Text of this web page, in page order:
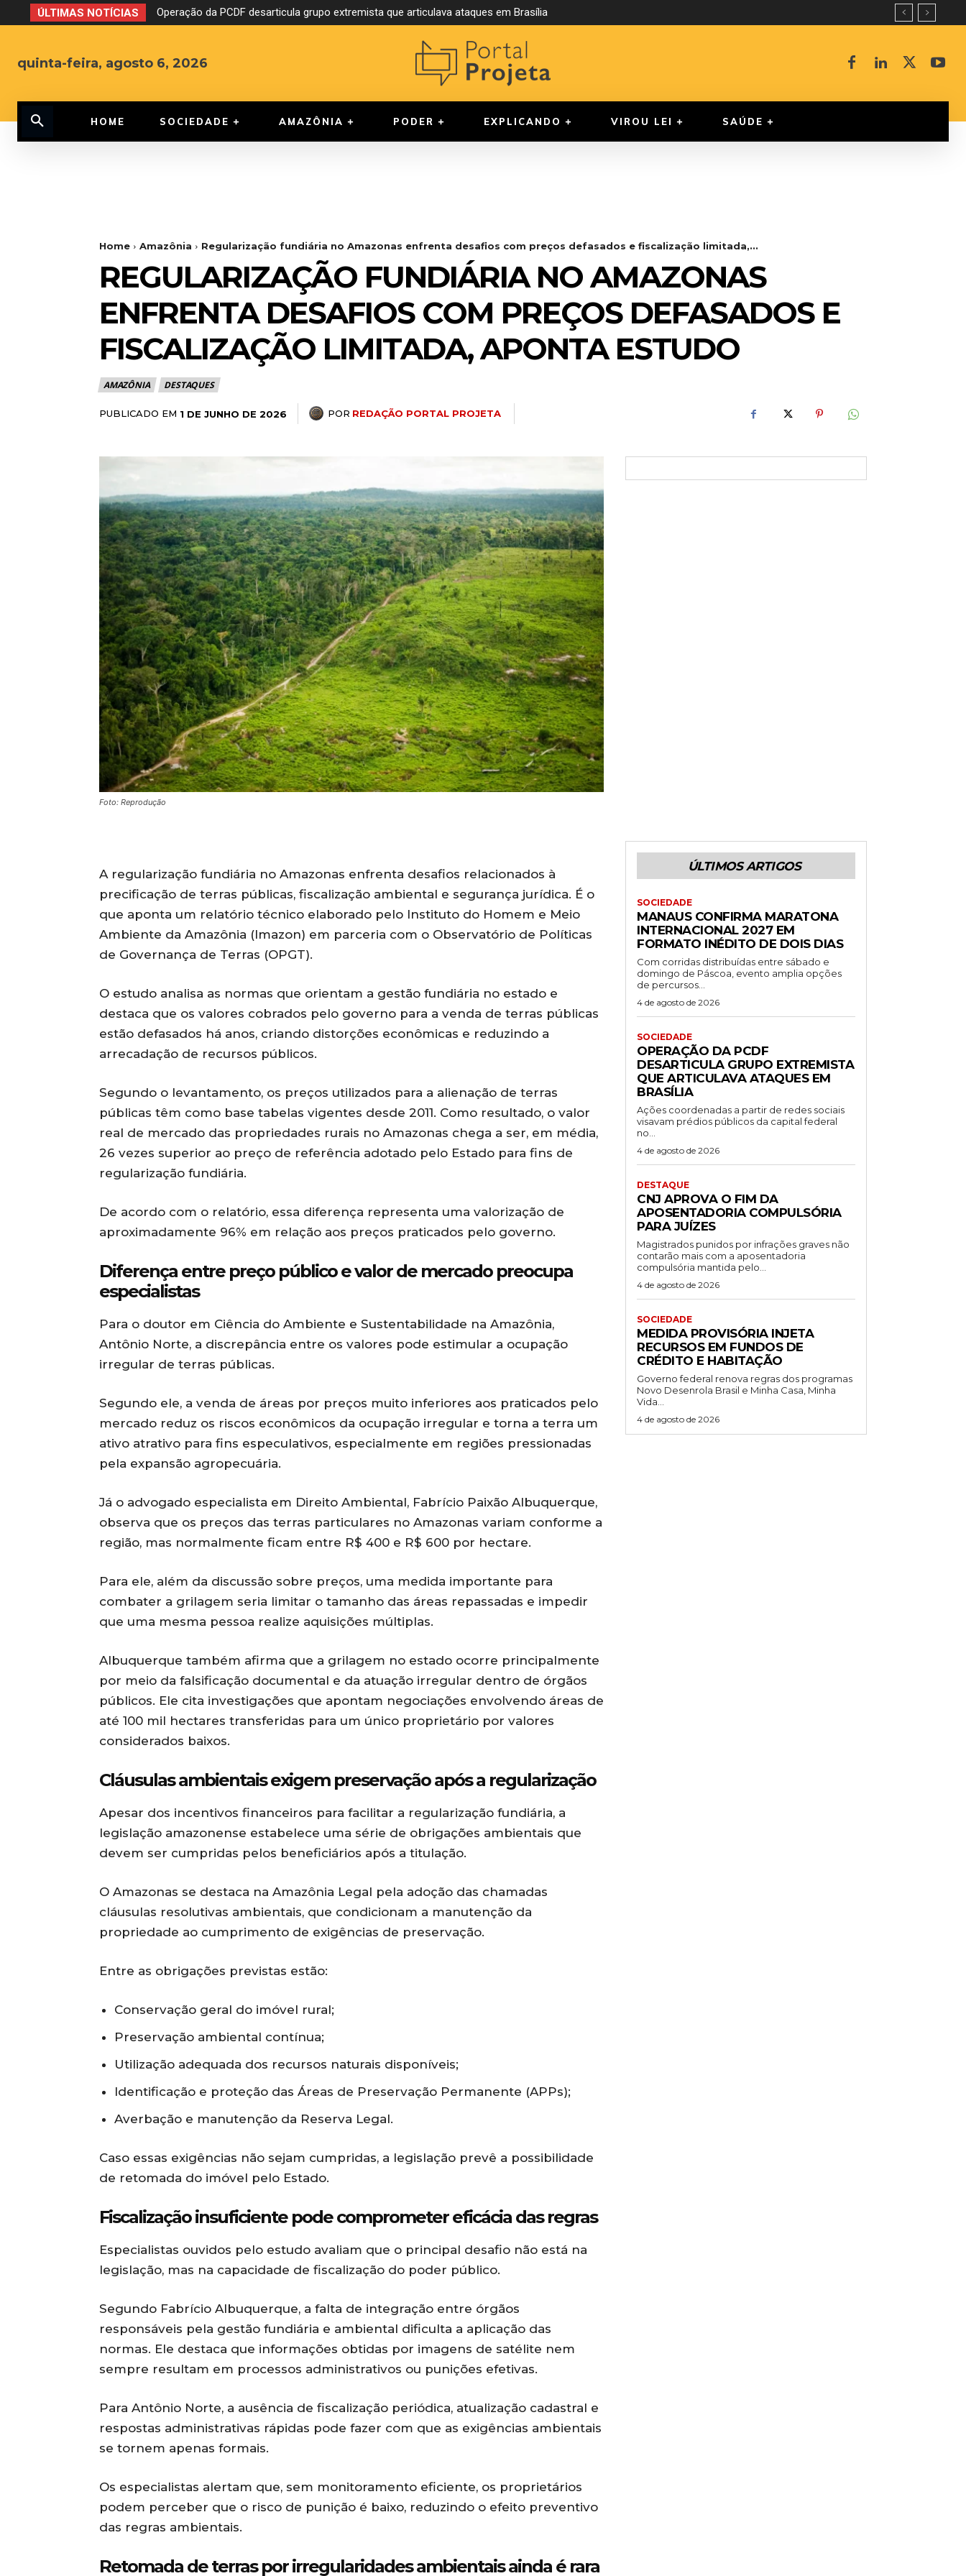
ÚLTIMAS NOTÍCIAS Operação da PCDF desarticula grupo extremista que articulava ataques em Brasília
CNJ aprova o fim da aposentadoria compulsória para juízes
quinta-feira, agosto 6, 2026
HOME SOCIEDADE AMAZÔNIA PODER EXPLICANDO VIROU LEI SAÚDE
Home Amazônia Regularização fundiária no Amazonas enfrenta desafios com preços defasados e fiscalização limitada,...
REGULARIZAÇÃO FUNDIÁRIA NO AMAZONAS
ENFRENTA DESAFIOS COM PREÇOS DEFASADOS E
FISCALIZAÇÃO LIMITADA, APONTA ESTUDO
AMAZÔNIA DESTAQUES
PUBLICADO EM 1 DE JUNHO DE 2026 POR REDAÇÃO PORTAL PROJETA
Foto: Reprodução
A regularização fundiária no Amazonas enfrenta desafios relacionados à
precificação de terras públicas, fiscalização ambiental e segurança jurídica. É o
que aponta um relatório técnico elaborado pelo Instituto do Homem e Meio
Ambiente da Amazônia (Imazon) em parceria com o Observatório de Políticas
de Governança de Terras (OPGT).
O estudo analisa as normas que orientam a gestão fundiária no estado e
destaca que os valores cobrados pelo governo para a venda de terras públicas
estão defasados há anos, criando distorções econômicas e reduzindo a
arrecadação de recursos públicos.
Segundo o levantamento, os preços utilizados para a alienação de terras
públicas têm como base tabelas vigentes desde 2011. Como resultado, o valor
real de mercado das propriedades rurais no Amazonas chega a ser, em média,
26 vezes superior ao preço de referência adotado pelo Estado para fins de
regularização fundiária.
De acordo com o relatório, essa diferença representa uma valorização de
aproximadamente 96% em relação aos preços praticados pelo governo.
Diferença entre preço público e valor de mercado preocupa
especialistas
Para o doutor em Ciência do Ambiente e Sustentabilidade na Amazônia,
Antônio Norte, a discrepância entre os valores pode estimular a ocupação
irregular de terras públicas.
Segundo ele, a venda de áreas por preços muito inferiores aos praticados pelo
mercado reduz os riscos econômicos da ocupação irregular e torna a terra um
ativo atrativo para fins especulativos, especialmente em regiões pressionadas
pela expansão agropecuária.
Já o advogado especialista em Direito Ambiental, Fabrício Paixão Albuquerque,
observa que os preços das terras particulares no Amazonas variam conforme a
região, mas normalmente ficam entre R$ 400 e R$ 600 por hectare.
Para ele, além da discussão sobre preços, uma medida importante para
combater a grilagem seria limitar o tamanho das áreas repassadas e impedir
que uma mesma pessoa realize aquisições múltiplas.
Albuquerque também afirma que a grilagem no estado ocorre principalmente
por meio da falsificação documental e da atuação irregular dentro de órgãos
públicos. Ele cita investigações que apontam negociações envolvendo áreas de
até 100 mil hectares transferidas para um único proprietário por valores
considerados baixos.
Cláusulas ambientais exigem preservação após a regularização
Apesar dos incentivos financeiros para facilitar a regularização fundiária, a
legislação amazonense estabelece uma série de obrigações ambientais que
devem ser cumpridas pelos beneficiários após a titulação.
O Amazonas se destaca na Amazônia Legal pela adoção das chamadas
cláusulas resolutivas ambientais, que condicionam a manutenção da
propriedade ao cumprimento de exigências de preservação.
Entre as obrigações previstas estão:
Conservação geral do imóvel rural;
Preservação ambiental contínua;
Utilização adequada dos recursos naturais disponíveis;
Identificação e proteção das Áreas de Preservação Permanente (APPs);
Averbação e manutenção da Reserva Legal.
Caso essas exigências não sejam cumpridas, a legislação prevê a possibilidade
de retomada do imóvel pelo Estado.
Fiscalização insuficiente pode comprometer eficácia das regras
Especialistas ouvidos pelo estudo avaliam que o principal desafio não está na
legislação, mas na capacidade de fiscalização do poder público.
Segundo Fabrício Albuquerque, a falta de integração entre órgãos
responsáveis pela gestão fundiária e ambiental dificulta a aplicação das
normas. Ele destaca que informações obtidas por imagens de satélite nem
sempre resultam em processos administrativos ou punições efetivas.
Para Antônio Norte, a ausência de fiscalização periódica, atualização cadastral e
respostas administrativas rápidas pode fazer com que as exigências ambientais
se tornem apenas formais.
Os especialistas alertam que, sem monitoramento eficiente, os proprietários
podem perceber que o risco de punição é baixo, reduzindo o efeito preventivo
das regras ambientais.
Retomada de terras por irregularidades ambientais ainda é rara
ÚLTIMOS ARTIGOS
SOCIEDADE
MANAUS CONFIRMA MARATONA
INTERNACIONAL 2027 EM
FORMATO INÉDITO DE DOIS DIAS
Com corridas distribuídas entre sábado e
domingo de Páscoa, evento amplia opções
de percursos...
4 de agosto de 2026
SOCIEDADE
OPERAÇÃO DA PCDF
DESARTICULA GRUPO EXTREMISTA
QUE ARTICULAVA ATAQUES EM
BRASÍLIA
Ações coordenadas a partir de redes sociais
visavam prédios públicos da capital federal
no...
4 de agosto de 2026
DESTAQUE
CNJ APROVA O FIM DA
APOSENTADORIA COMPULSÓRIA
PARA JUÍZES
Magistrados punidos por infrações graves não
contarão mais com a aposentadoria
compulsória mantida pelo...
4 de agosto de 2026
SOCIEDADE
MEDIDA PROVISÓRIA INJETA
RECURSOS EM FUNDOS DE
CRÉDITO E HABITAÇÃO
Governo federal renova regras dos programas
Novo Desenrola Brasil e Minha Casa, Minha
Vida...
4 de agosto de 2026